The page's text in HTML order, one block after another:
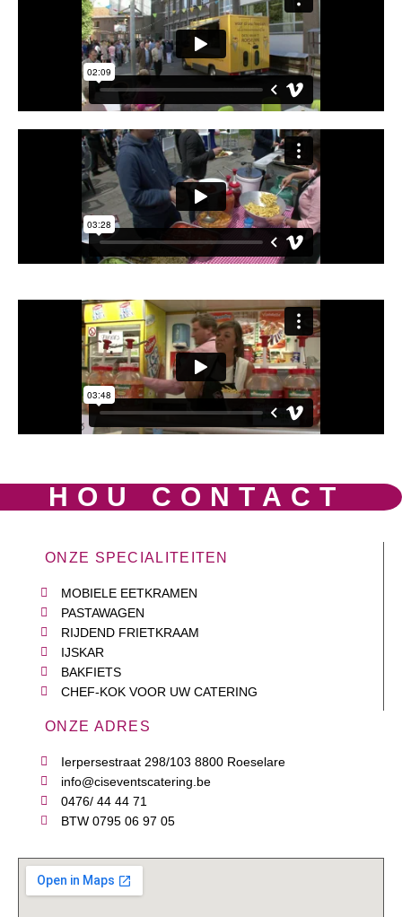
HOU CONTACT
ONZE SPECIALITEITEN
MOBIELE EETKRAMEN
PASTAWAGEN
RIJDEND FRIETKRAAM
IJSKAR
BAKFIETS
CHEF-KOK VOOR UW CATERING
ONZE ADRES
Ierpersestraat 298/103 8800 Roeselare
info@ciseventscatering.be
0476/ 44 44 71
BTW 0795 06 97 05